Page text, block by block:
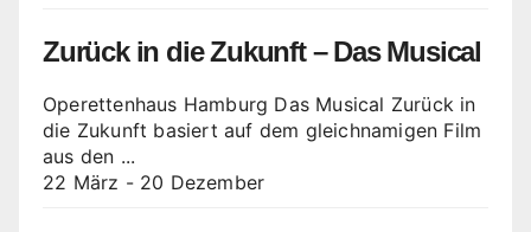
Zurück in die Zukunft – Das Musical
Operettenhaus Hamburg Das Musical Zurück in
die Zukunft basiert auf dem gleichnamigen Film
aus den ...
22 März - 20 Dezember